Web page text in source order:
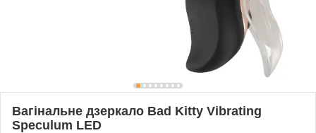
Вагінальне дзеркало Bad Kitty Vibrating
Speculum LED